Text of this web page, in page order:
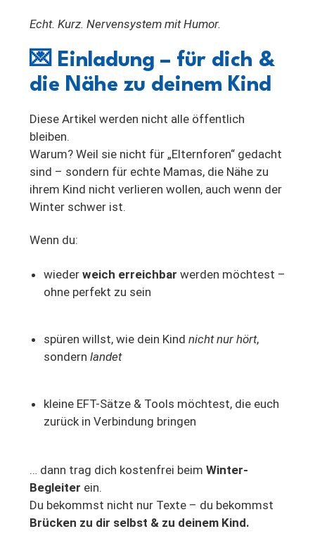
Echt. Kurz. Nervensystem mit Humor.
💌 Einladung – für dich &
die Nähe zu deinem Kind
Diese Artikel werden nicht alle öffentlich
bleiben.
Warum? Weil sie nicht für „Elternforen“ gedacht
sind – sondern für echte Mamas, die Nähe zu
ihrem Kind nicht verlieren wollen, auch wenn der
Winter schwer ist.
Wenn du:
wieder weich erreichbar werden möchtest –
ohne perfekt zu sein
spüren willst, wie dein Kind nicht nur hört,
sondern landet
kleine EFT-Sätze & Tools möchtest, die euch
zurück in Verbindung bringen
… dann trag dich kostenfrei beim Winter-
Begleiter ein.
Du bekommst nicht nur Texte – du bekommst
Brücken zu dir selbst & zu deinem Kind.